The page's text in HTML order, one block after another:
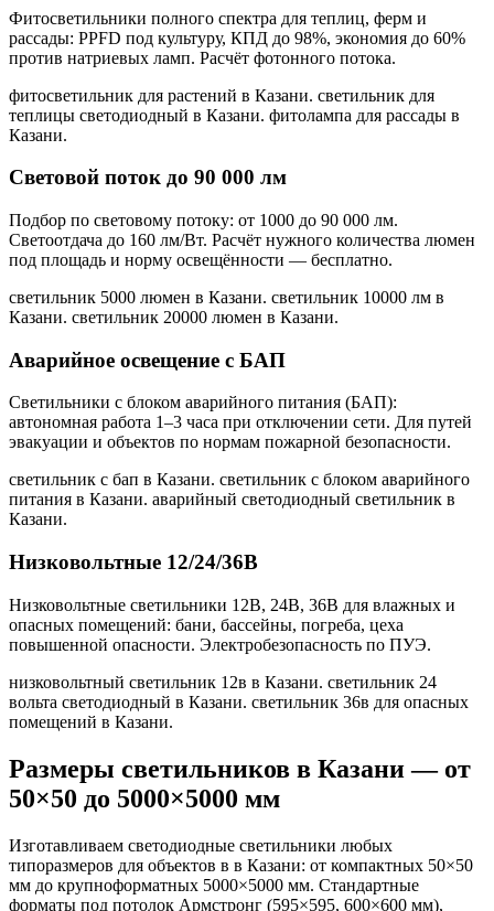
Фитосветильники полного спектра для теплиц, ферм и
рассады: PPFD под культуру, КПД до 98%, экономия до 60%
против натриевых ламп. Расчёт фотонного потока.
фитосветильник для растений в Казани. светильник для
теплицы светодиодный в Казани. фитолампа для рассады в
Казани.
Световой поток до 90 000 лм
Подбор по световому потоку: от 1000 до 90 000 лм.
Светоотдача до 160 лм/Вт. Расчёт нужного количества люмен
под площадь и норму освещённости — бесплатно.
светильник 5000 люмен в Казани. светильник 10000 лм в
Казани. светильник 20000 люмен в Казани.
Аварийное освещение с БАП
Светильники с блоком аварийного питания (БАП):
автономная работа 1–3 часа при отключении сети. Для путей
эвакуации и объектов по нормам пожарной безопасности.
светильник с бап в Казани. светильник с блоком аварийного
питания в Казани. аварийный светодиодный светильник в
Казани.
Низковольтные 12/24/36В
Низковольтные светильники 12В, 24В, 36В для влажных и
опасных помещений: бани, бассейны, погреба, цеха
повышенной опасности. Электробезопасность по ПУЭ.
низковольтный светильник 12в в Казани. светильник 24
вольта светодиодный в Казани. светильник 36в для опасных
помещений в Казани.
Размеры светильников в Казани— от
50×50 до 5000×5000 мм
Изготавливаем светодиодные светильники любых
типоразмеров для объектов в в Казани: от компактных 50×50
мм до крупноформатных 5000×5000 мм. Стандартные
форматы под потолок Армстронг (595×595, 600×600 мм),